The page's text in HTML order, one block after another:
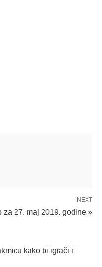
NEXT
za 27. maj 2019. godine »
kako bi igrači i